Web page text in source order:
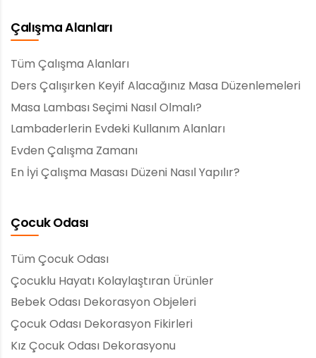
Çalışma Alanları
Tüm Çalışma Alanları
Ders Çalışırken Keyif Alacağınız Masa Düzenlemeleri
Masa Lambası Seçimi Nasıl Olmalı?
Lambaderlerin Evdeki Kullanım Alanları
Evden Çalışma Zamanı
En İyi Çalışma Masası Düzeni Nasıl Yapılır?
Çocuk Odası
Tüm Çocuk Odası
Çocuklu Hayatı Kolaylaştıran Ürünler
Bebek Odası Dekorasyon Objeleri
Çocuk Odası Dekorasyon Fikirleri
Kız Çocuk Odası Dekorasyonu